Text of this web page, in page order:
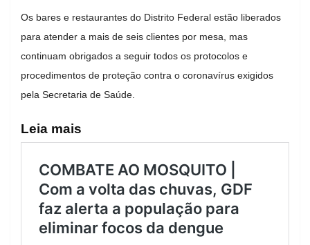
Os bares e restaurantes do Distrito Federal estão liberados
para atender a mais de seis clientes por mesa, mas
continuam obrigados a seguir todos os protocolos e
procedimentos de proteção contra o coronavírus exigidos
pela Secretaria de Saúde.
Leia mais